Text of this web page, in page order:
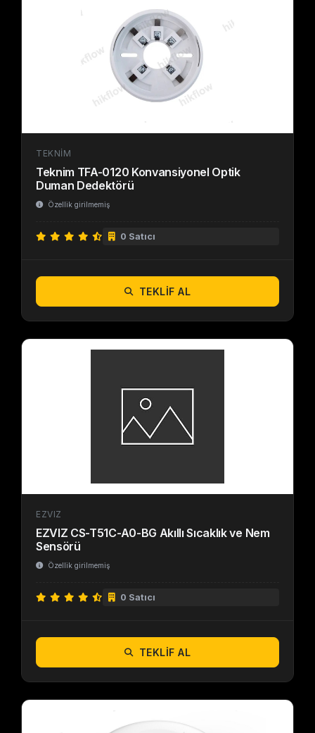
TEKNIM
Teknim TFA-0120 Konvansiyonel Optik
Duman Dedektörü
Özellik girilmemiş
0 Satıcı
TEKLIF AL
EZVIZ
EZVIZ CS-T51C-A0-BG Akıllı Sıcaklık ve Nem
Sensörü
Özellik girilmemiş
0 Satıcı
TEKLIF AL